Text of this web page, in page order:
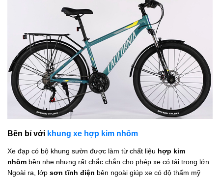
Bền bỉ với khung xe hợp kim nhôm
Xe đạp có bộ khung sườn được làm từ chất liệu hợp kim
nhôm bền nhẹ nhưng rất chắc chắn cho phép xe có tải trọng lớn.
Ngoài ra, lớp sơn tĩnh điện bên ngoài giúp xe có độ thẩm mỹ